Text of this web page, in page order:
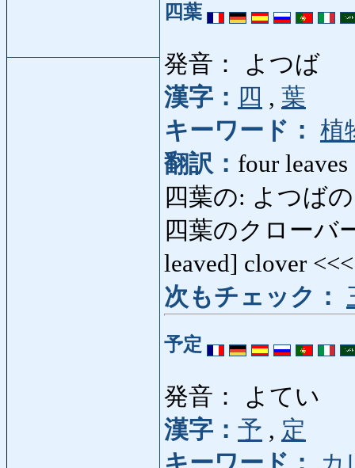
四葉
発音： よつば
漢字： 四 , 葉
キーワード： 植
翻訳： four leaves
四葉の: よつば
四葉のクローバ
leaved] clover
次もチェック：
予定
発音： よてい
漢字： 予 , 定